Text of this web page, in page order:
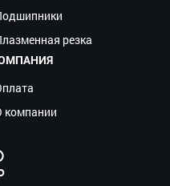
резка
компании